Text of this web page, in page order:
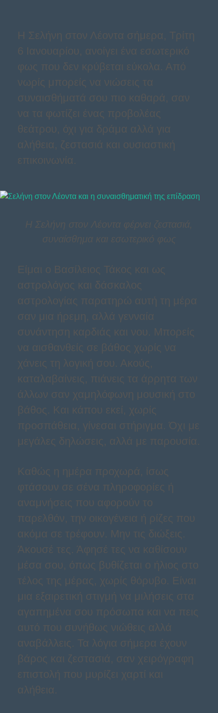
Η Σελήνη στον Λέοντα σήμερα, Τρίτη
6 Ιανουαρίου, ανοίγει ένα εσωτερικό
φως που δεν κρύβεται εύκολα. Από
νωρίς μπορείς να νιώσεις τα
συναισθήματά σου πιο καθαρά, σαν
να τα φωτίζει ένας προβολέας
θεάτρου, όχι για δράμα αλλά για
αλήθεια, ζεστασιά και ουσιαστική
επικοινωνία.
Η Σελήνη στον Λέοντα φέρνει ζεστασιά,
συναίσθημα και εσωτερικό φως
Είμαι ο Βασίλειος Τάκος και ως
αστρολόγος και δάσκαλος
αστρολογίας παρατηρώ αυτή τη μέρα
σαν μια ήρεμη, αλλά γενναία
συνάντηση καρδιάς και νου. Μπορείς
να αισθανθείς σε βάθος χωρίς να
χάνεις τη λογική σου. Ακούς,
καταλαβαίνεις, πιάνεις τα άρρητα των
άλλων σαν χαμηλόφωνη μουσική στο
βάθος. Και κάπου εκεί, χωρίς
προσπάθεια, γίνεσαι στήριγμα. Όχι με
μεγάλες δηλώσεις, αλλά με παρουσία.
Καθώς η ημέρα προχωρά, ίσως
φτάσουν σε σένα πληροφορίες ή
αναμνήσεις που αφορούν το
παρελθόν, την οικογένεια ή ρίζες που
ακόμα σε τρέφουν. Μην τις διώξεις.
Άκουσέ τες. Άφησέ τες να καθίσουν
μέσα σου, όπως βυθίζεται ο ήλιος στο
τέλος της μέρας, χωρίς θόρυβο. Είναι
μια εξαιρετική στιγμή να μιλήσεις στα
αγαπημένα σου πρόσωπα και να πεις
αυτό που συνήθως νιώθεις αλλά
αναβάλλεις. Τα λόγια σήμερα έχουν
βάρος και ζεστασιά, σαν χειρόγραφη
επιστολή που μυρίζει χαρτί και
αλήθεια.